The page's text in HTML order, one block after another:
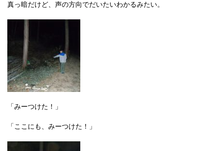
真っ暗だけど、声の方向でだいたいわかるみたい。
「みーつけた！」
「ここにも、みーつけた！」